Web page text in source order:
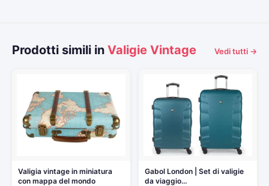
Prodotti simili in Valigie Vintage Vedi tutti →
Valigia vintage in miniatura
con mappa del mondo
Gabol London | Set di valigie
da viaggio…